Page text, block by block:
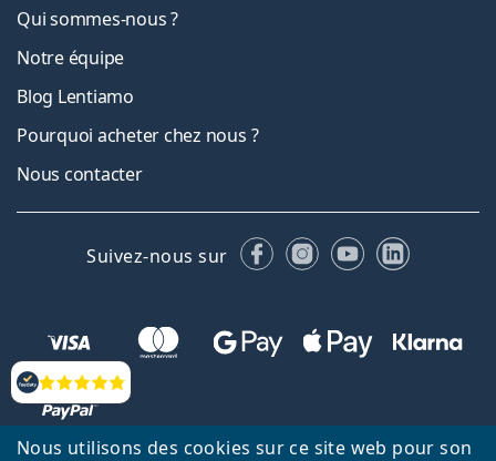
Nous utilisons des cookies sur ce site web pour son
Évaluation
Qui sommes-nous ?
Notre équipe
Blog Lentiamo
Pourquoi acheter chez nous ?
Nous contacter
Suivez-nous sur FacebookInstagram
YouTubeLinkedIn